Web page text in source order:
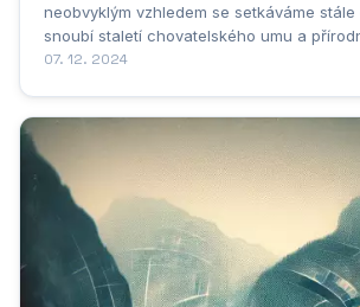
neobvyklým vzhledem se setkáváme
snoubí staletí chovatelského umu a
Jejich původ, zahalený tajemstvím staletí,
07. 12. 2024